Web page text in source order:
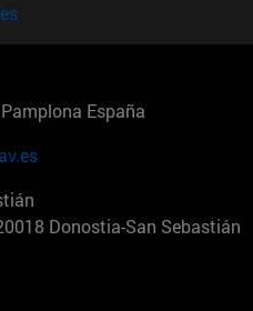
España
Donostia-San Sebastián